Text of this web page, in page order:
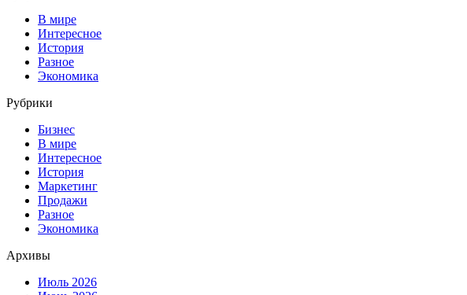
В мире
Интересное
История
Разное
Экономика
Рубрики
Бизнес
В мире
Интересное
История
Маркетинг
Продажи
Разное
Экономика
Архивы
Июль 2026